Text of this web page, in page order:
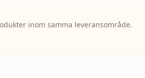
inom samma leveransområde.